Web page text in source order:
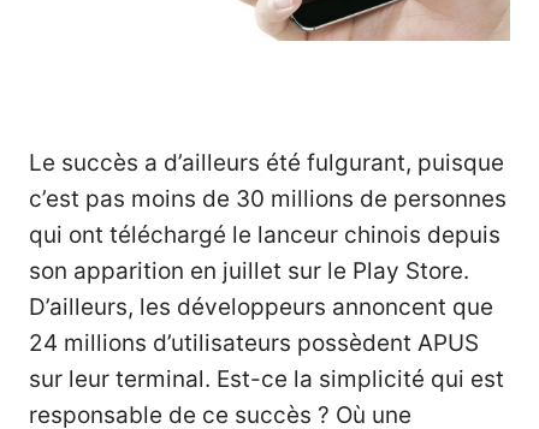
Le succès a d’ailleurs été fulgurant, puisque
c’est pas moins de 30 millions de personnes
qui ont téléchargé le lanceur chinois depuis
son apparition en juillet sur le Play Store.
D’ailleurs, les développeurs annoncent que
24 millions d’utilisateurs possèdent APUS
sur leur terminal. Est-ce la simplicité qui est
responsable de ce succès ? Où une